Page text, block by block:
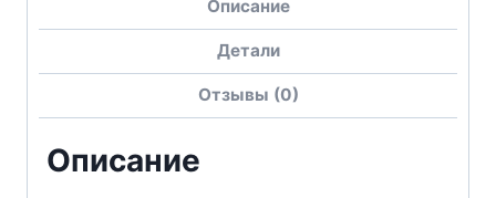
Описание
Детали
Отзывы (0)
Описание